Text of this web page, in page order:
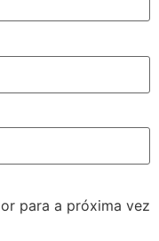
para a próxima vez